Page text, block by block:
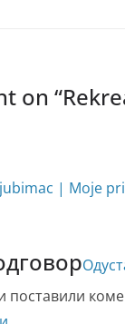
on “
| Moje
поставили